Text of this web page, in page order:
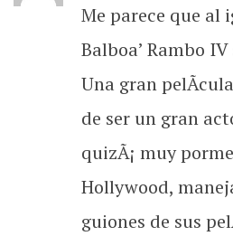
Me parece que al
Balboa’ Rambo
Una gran
de ser un gran
quizÃ¡ muy
Hollywood,
guiones de sus